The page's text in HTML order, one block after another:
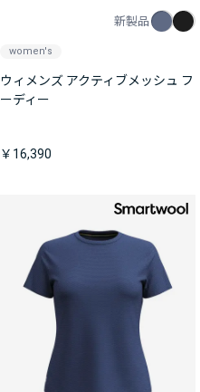
新製品
women's
ウィメンズ アクティブメッシュ フ
ーディー
￥16,390